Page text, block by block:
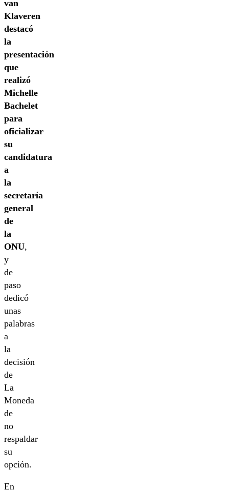
van
Klaveren
destacó
la
presentación
que
realizó
Michelle
Bachelet
para
oficializar
su
candidatura
a
la
secretaría
general
de
la
ONU,
y
de
paso
dedicó
unas
palabras
a
la
decisión
de
La
Moneda
de
no
respaldar
su
opción.
En